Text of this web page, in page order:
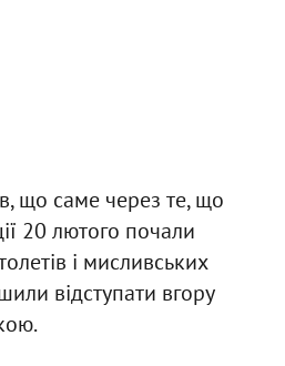
що саме через те, що
20 лютого почали
і мисливських
відступати вгору